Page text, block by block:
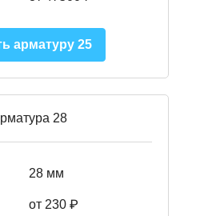
арматуру 25
28
28 мм
от 230 ₽